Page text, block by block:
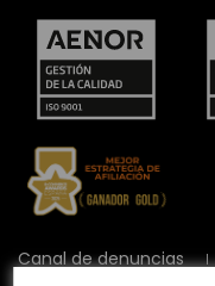
Canal de denuncias